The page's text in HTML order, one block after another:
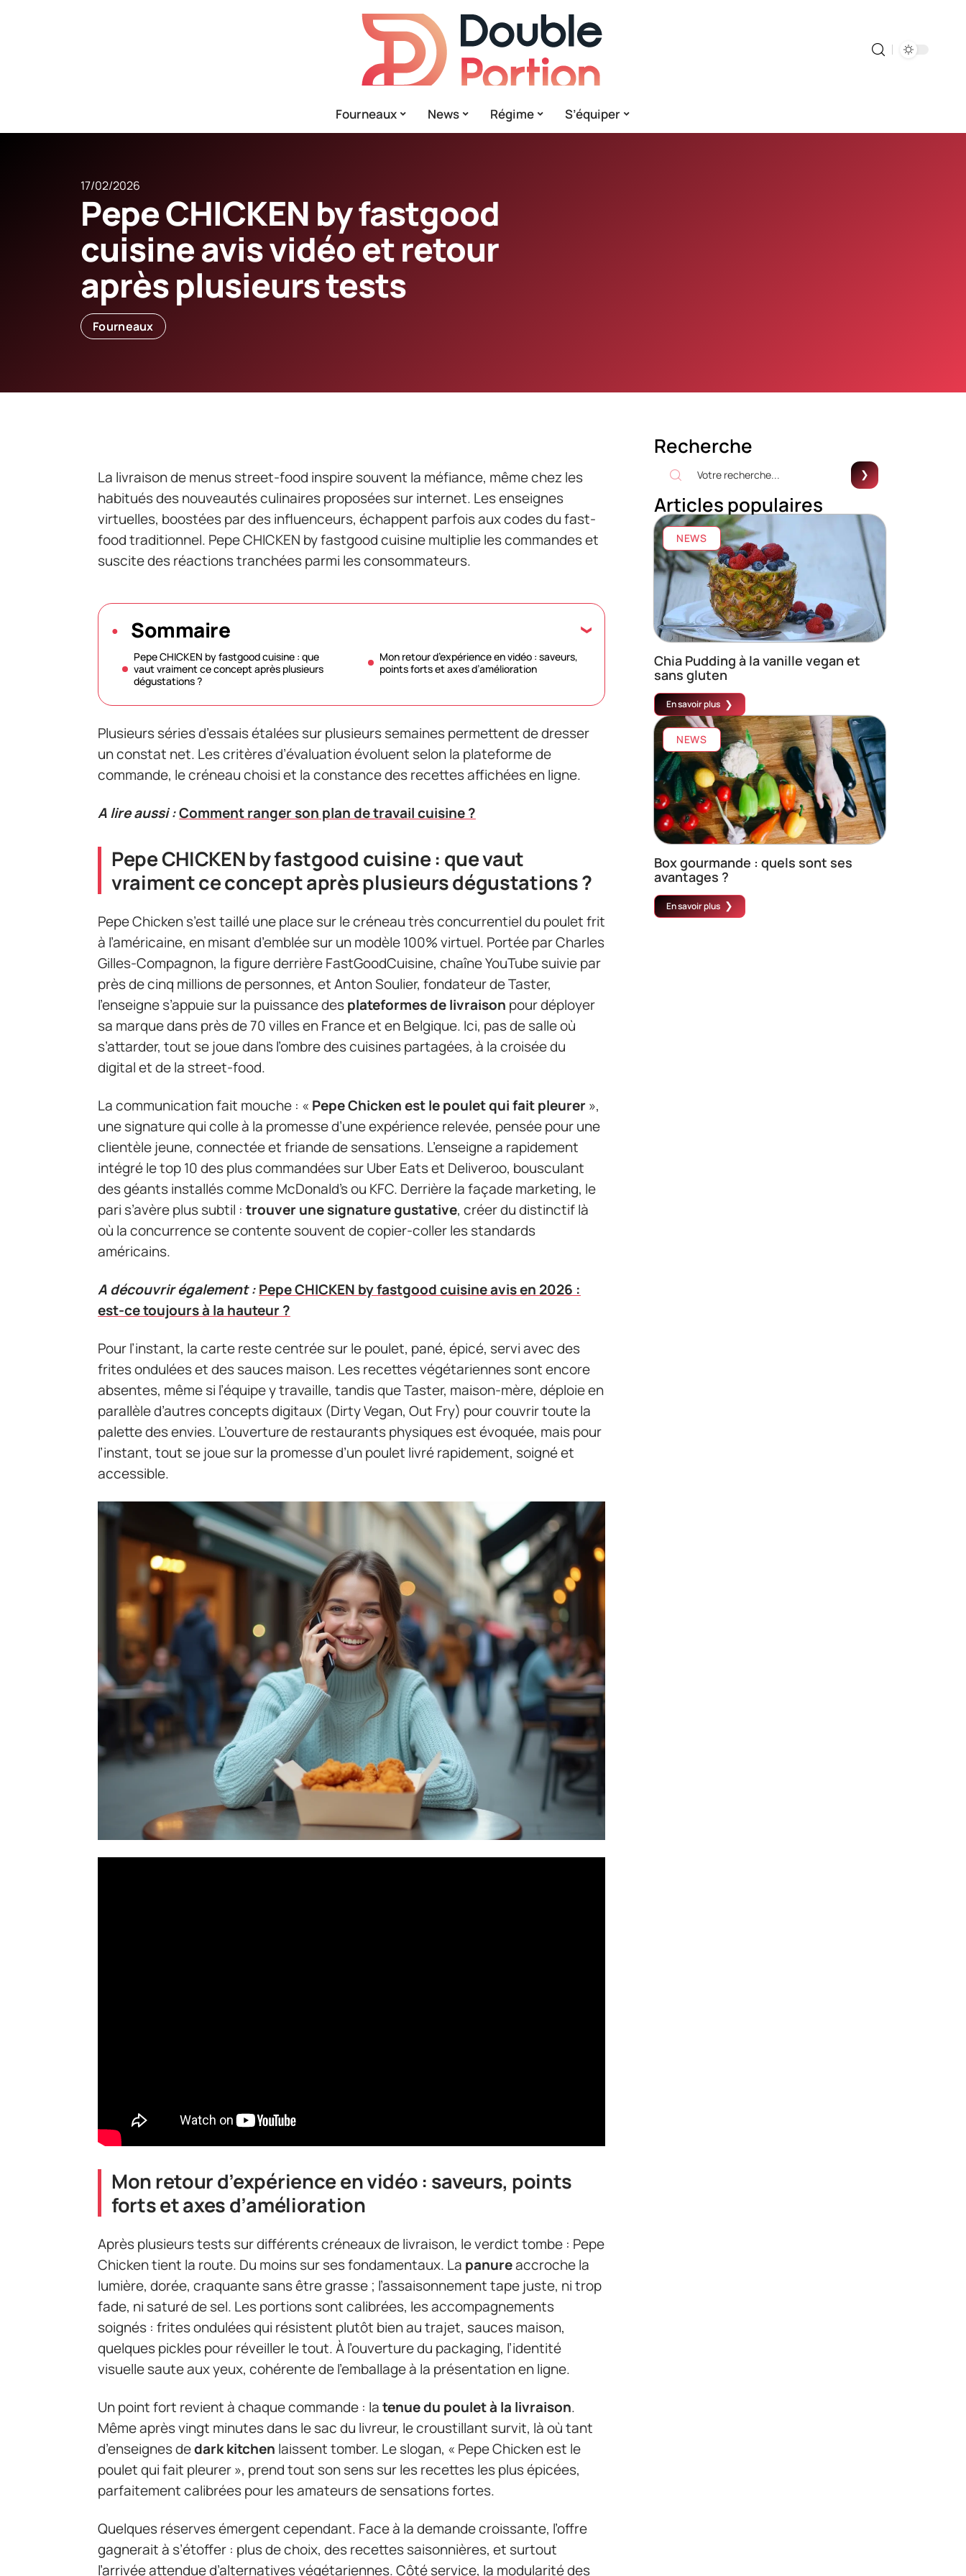
Fourneaux News Régime S’équiper
17/02/2026
Pepe CHICKEN by fastgood
cuisine avis vidéo et retour
après plusieurs tests
Fourneaux
La livraison de menus street-food inspire souvent la méfiance, même chez les
habitués des nouveautés culinaires proposées sur internet. Les enseignes
virtuelles, boostées par des influenceurs, échappent parfois aux codes du fast-
food traditionnel. Pepe CHICKEN by fastgood cuisine multiplie les commandes et
suscite des réactions tranchées parmi les consommateurs.
Sommaire
Pepe CHICKEN by fastgood cuisine : que
vaut vraiment ce concept après plusieurs
dégustations ?
Mon retour d’expérience en vidéo : saveurs,
points forts et axes d’amélioration
Plusieurs séries d’essais étalées sur plusieurs semaines permettent de dresser
un constat net. Les critères d’évaluation évoluent selon la plateforme de
commande, le créneau choisi et la constance des recettes affichées en ligne.
A lire aussi :Comment ranger son plan de travail cuisine ?
Pepe CHICKEN by fastgood cuisine : que vaut
vraiment ce concept après plusieurs dégustations ?
Pepe Chicken s’est taillé une place sur le créneau très concurrentiel du poulet frit
à l’américaine, en misant d’emblée sur un modèle 100% virtuel. Portée par Charles
Gilles-Compagnon, la figure derrière FastGoodCuisine, chaîne YouTube suivie par
près de cinq millions de personnes, et Anton Soulier, fondateur de Taster,
l’enseigne s’appuie sur la puissance desplateformes de livraison pour déployer
sa marque dans près de 70 villes en France et en Belgique. Ici, pas de salle où
s’attarder, tout se joue dans l’ombre des cuisines partagées, à la croisée du
digital et de la street-food.
La communication fait mouche : « Pepe Chicken est le poulet qui fait pleurer»,
une signature qui colle à la promesse d’une expérience relevée, pensée pour une
clientèle jeune, connectée et friande de sensations. L’enseigne a rapidement
intégré le top 10 des plus commandées sur Uber Eats et Deliveroo, bousculant
des géants installés comme McDonald’s ou KFC. Derrière la façade marketing, le
pari s’avère plus subtil : trouver une signature gustative, créer du distinctif là
où la concurrence se contente souvent de copier-coller les standards
américains.
A découvrir également :Pepe CHICKEN by fastgood cuisine avis en 2026 :
est-ce toujours à la hauteur ?
Pour l’instant, la carte reste centrée sur le poulet, pané, épicé, servi avec des
frites ondulées et des sauces maison. Les recettes végétariennes sont encore
absentes, même si l’équipe y travaille, tandis que Taster, maison-mère, déploie en
parallèle d’autres concepts digitaux (Dirty Vegan, Out Fry) pour couvrir toute la
palette des envies. L’ouverture de restaurants physiques est évoquée, mais pour
l’instant, tout se joue sur la promesse d’un poulet livré rapidement, soigné et
accessible.
Mon retour d’expérience en vidéo : saveurs, points
forts et axes d’amélioration
Après plusieurs tests sur différents créneaux de livraison, le verdict tombe : Pepe
Chicken tient la route. Du moins sur ses fondamentaux. La panureaccroche la
lumière, dorée, craquante sans être grasse ; l’assaisonnement tape juste, ni trop
fade, ni saturé de sel. Les portions sont calibrées, les accompagnements
soignés : frites ondulées qui résistent plutôt bien au trajet, sauces maison,
quelques pickles pour réveiller le tout. À l’ouverture du packaging, l’identité
visuelle saute aux yeux, cohérente de l’emballage à la présentation en ligne.
Un point fort revient à chaque commande : latenue du poulet à la livraison.
Même après vingt minutes dans le sac du livreur, le croustillant survit, là où tant
d’enseignes dedark kitchen laissent tomber. Le slogan, « Pepe Chicken est le
poulet qui fait pleurer », prend tout son sens sur les recettes les plus épicées,
parfaitement calibrées pour les amateurs de sensations fortes.
Quelques réserves émergent cependant. Face à la demande croissante, l’offre
gagnerait à s’étoffer : plus de choix, des recettes saisonnières, et surtout
l’arrivée attendue d’alternatives végétariennes. Côté service, la modularité des
Recherche
Articles populaires
NEWS
Chia Pudding à la vanille vegan et
sans gluten
En savoir plus
NEWS
Box gourmande : quels sont ses
avantages ?
En savoir plus